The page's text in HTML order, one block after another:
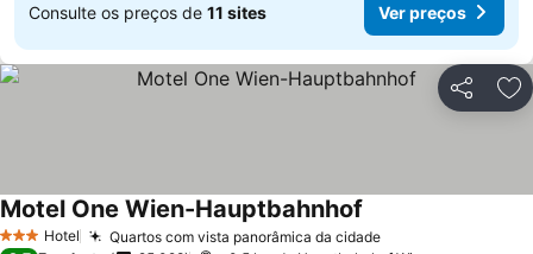
Consulte os preços de 11 sites Ver preços
Partilhar
3 EstrelasHotel Quartos com vista panorâmica da cidade
Motel One Wien-Hauptbahnhof